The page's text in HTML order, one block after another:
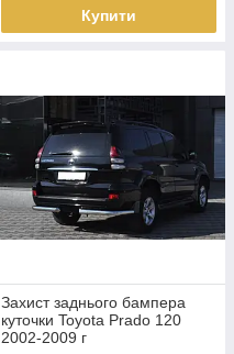
Купити
Захист заднього бампера
куточки Toyota Prado 120
2002-2009 г